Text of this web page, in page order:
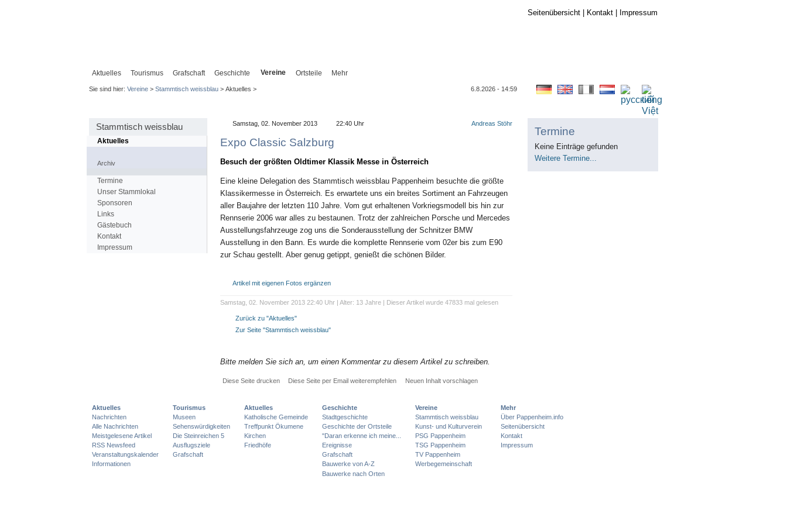
Seitenübersicht| Kontakt| Impressum
Aktuelles Tourismus Grafschaft Geschichte Vereine Ortsteile Mehr
Sie sind hier: Vereine> Stammtisch weissblau> Aktuelles > 6.8.2026 - 14:59
Stammtisch weissblau
Aktuelles
Archiv
Termine
Unser Stammlokal
Sponsoren
Links
Gästebuch
Kontakt
Impressum
Termine
Keine Einträge gefunden
Weitere Termine...
Samstag, 02. November 2013 22:40 Uhr Andreas Stöhr
Expo Classic Salzburg
Besuch der größten Oldtimer Klassik Messe in Österreich
Eine kleine Delegation des Stammtisch weissblau Pappenheim besuchte die größte
Klassikermesse in Österreich. Es erwartete uns ein breites Sortiment an Fahrzeugen
aller Baujahre der letzten 110 Jahre. Vom gut erhaltenen Vorkriegsmodell bis hin zur
Rennserie 2006 war alles zu bestaunen. Trotz der zahlreichen Porsche und Mercedes
Ausstellungsfahrzeuge zog uns die Sonderausstellung der Schnitzer BMW
Ausstellung in den Bann. Es wurde die komplette Rennserie vom 02er bis zum E90
zur Schau gestellt. Aber genug getippt, genießt die schönen Bilder.
Artikel mit eigenen Fotos ergänzen
Samstag, 02. November 2013 22:40 Uhr | Alter: 13 Jahre | Dieser Artikel wurde 47833 mal gelesen
Zurück zu "Aktuelles"
Zur Seite "Stammtisch weissblau"
Bitte melden Sie sich an, um einen Kommentar zu diesem Artikel zu schreiben.
Diese Seite drucken Diese Seite per Email weiterempfehlen Neuen Inhalt vorschlagen
Aktuelles
Nachrichten
Alle Nachrichten
Meistgelesene Artikel
RSS Newsfeed
Veranstaltungskalender
Informationen
Tourismus
Museen
Sehenswürdigkeiten
Die Steinreichen 5
Ausflugsziele
Grafschaft
Aktuelles
Katholische Gemeinde
Treffpunkt Ökumene
Kirchen
Friedhöfe
Geschichte
Stadtgeschichte
Geschichte der Ortsteile
"Daran erkenne ich meine...
Ereignisse
Grafschaft
Bauwerke von A-Z
Bauwerke nach Orten
Vereine
Stammtisch weissblau
Kunst- und Kulturverein
PSG Pappenheim
TSG Pappenheim
TV Pappenheim
Werbegemeinschaft
Mehr
Über Pappenheim.info
Seitenübersicht
Kontakt
Impressum